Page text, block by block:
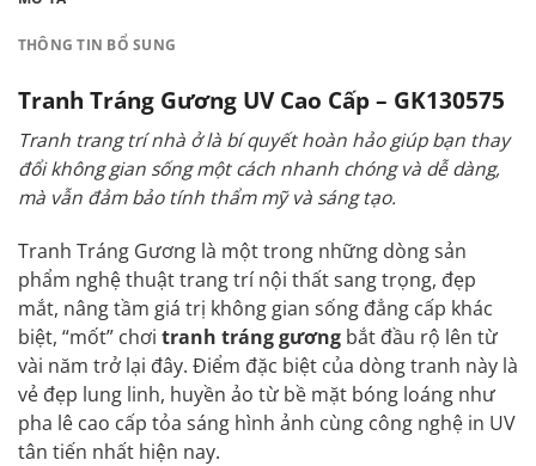
THÔNG TIN BỔ SUNG
Tranh Tráng Gương UV Cao Cấp – GK130575
Tranh trang trí nhà ở là bí quyết hoàn hảo giúp bạn thay
đổi không gian sống một cách nhanh chóng và dễ dàng,
mà vẫn đảm bảo tính thẩm mỹ và sáng tạo.
Tranh Tráng Gương là một trong những dòng sản
phẩm nghệ thuậttrang trínội thấtsang trọng, đẹp
mắt, nâng tầm giá trị không gian sống đẳng cấp khác
biệt, “mốt” chơi tranh tráng gương bắt đầu rộ lên từ
vài năm trở lại đây. Điểm đặc biệt của dòng tranh này là
vẻ đẹp lung linh, huyền ảo từ bề mặt bóng loáng như
pha lê cao cấp tỏa sáng hình ảnh cùng công nghệ in UV
tân tiến nhất hiện nay.